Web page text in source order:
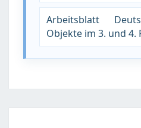
Arbeitsblatt
Objekte im 3. und 4.